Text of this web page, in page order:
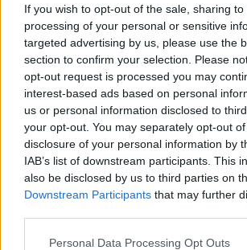
If you wish to opt-out of the sale, sharing
processing of your personal or sensitive
targeted advertising by us, please use the
section to confirm your selection. Please
opt-out request is processed you may
interest-based ads based on personal
us or personal information disclosed to
your opt-out. You may separately opt-out
disclosure of your personal information by
IAB’s list of downstream participants. This
also be disclosed by us to third parties on
Downstream Participants that may further
Please note that this website/app uses one
Personal Data Processing Opt Outs
Food & Drink|09.01.2024 19:52
H πιο exclusive παμπ του
βρίσκεται κρυμμένη σε
ετών - Γνωρίστε τη
Ποιοι τη διαχειρίζονται